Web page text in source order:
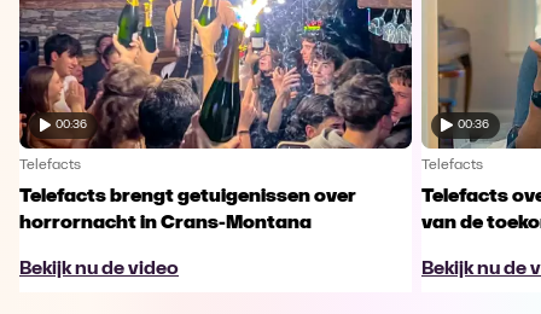
00:36
Telefacts
Telefacts brengt getuigenissen over
horrornacht in Crans-Montana
Bekijk nu de video
00:36
Telefacts
Telefacts
van de
Bekijk nu de